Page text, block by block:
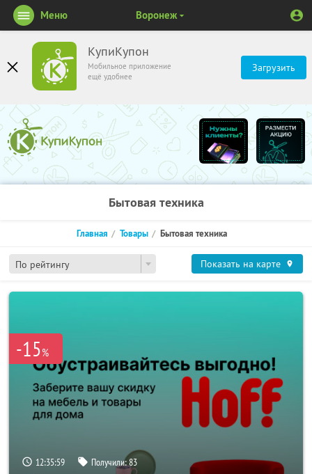
КупиКупон
Мобильное приложение
ещё удобнее
Загрузить
Меню Воронеж
Бытовая техника
По рейтингу
Главная Товары Бытовая техника
Показать на карте
-15%
12:35:59 Получили:83